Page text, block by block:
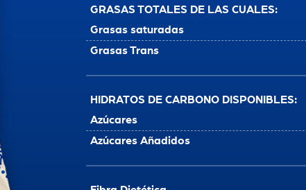
GRASAS TOTALES DE LAS CUALES:
Grasas saturadas
Grasas Trans
HIDRATOS DE CARBONO DISPONIBLES:
Azúcares
Azúcares Añadidos